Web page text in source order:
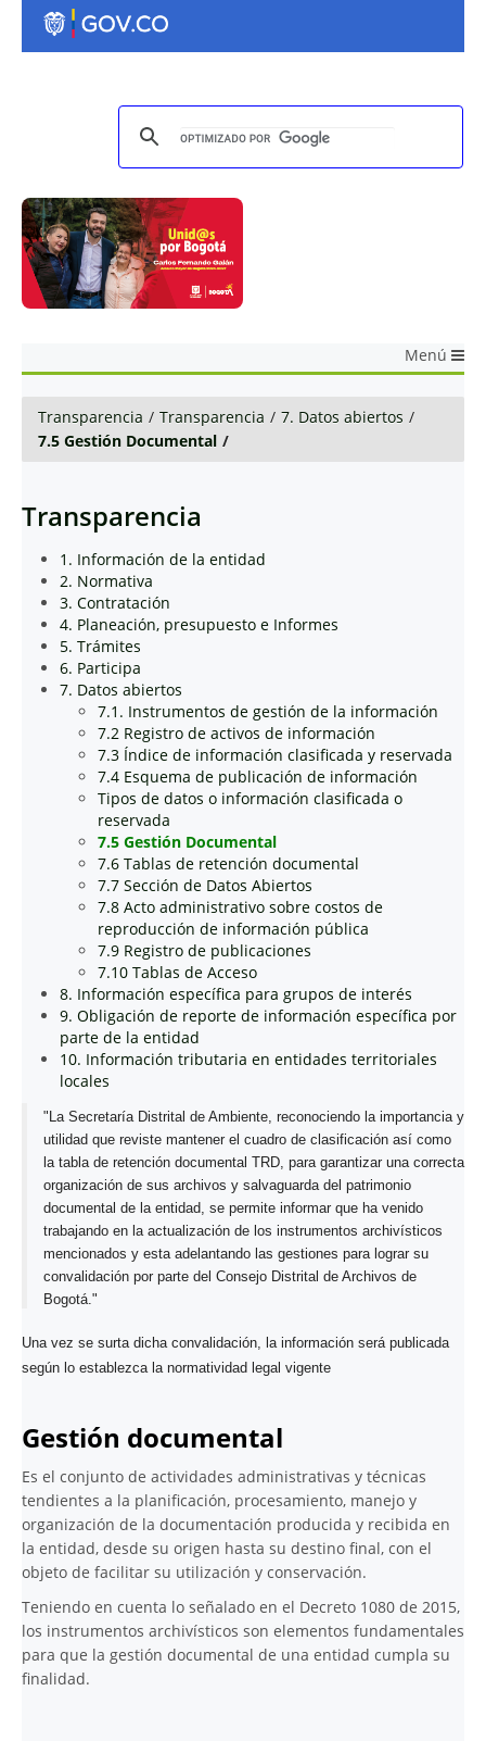
Menú
Transparencia / Transparencia / 7. Datos abiertos /
7.5 Gestión Documental /
Transparencia
1. Información de la entidad
2. Normativa
3. Contratación
4. Planeación, presupuesto e Informes
5. Trámites
6. Participa
7. Datos abiertos
7.1. Instrumentos de gestión de la información
7.2 Registro de activos de información
7.3 Índice de información clasificada y reservada
7.4 Esquema de publicación de información
Tipos de datos o información clasificada o
reservada
7.5 Gestión Documental
7.6 Tablas de retención documental
7.7 Sección de Datos Abiertos
7.8 Acto administrativo sobre costos de
reproducción de información pública
7.9 Registro de publicaciones
7.10 Tablas de Acceso
8. Información específica para grupos de interés
9. Obligación de reporte de información específica por
parte de la entidad
10. Información tributaria en entidades territoriales
locales
"La Secretaría Distrital de Ambiente, reconociendo la importancia y
utilidad que reviste mantener el cuadro de clasificación así como
la tabla de retención documental TRD, para garantizar una correcta
organización de sus archivos y salvaguarda del patrimonio
documental de la entidad, se permite informar que ha venido
trabajando en la actualización de los instrumentos archivísticos
mencionados y esta adelantando las gestiones para lograr su
convalidación por parte del Consejo Distrital de Archivos de
Bogotá."
Una vez se surta dicha convalidación, la información será publicada
según lo establezca la normatividad legal vigente
Gestión documental
Es el conjunto de actividades administrativas y técnicas
tendientes a la planificación, procesamiento, manejo y
organización de la documentación producida y recibida en
la entidad, desde su origen hasta su destino final, con el
objeto de facilitar su utilización y conservación.
Teniendo en cuenta lo señalado en el Decreto 1080 de 2015,
los instrumentos archivísticos son elementos fundamentales
para que la gestión documental de una entidad cumpla su
finalidad.